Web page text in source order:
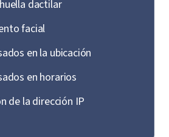
dactilar
facial
en la ubicación
en horarios
de la dirección IP